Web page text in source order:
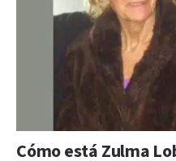
Cómo está Zulma